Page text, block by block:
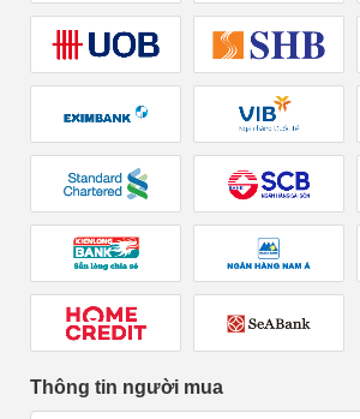
Thông tin người mua